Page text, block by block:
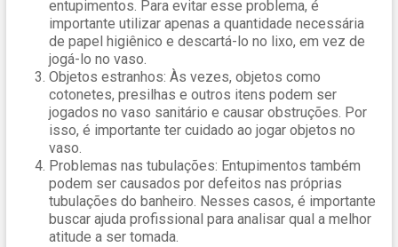
entupimentos. Para evitar esse problema, é
importante utilizar apenas a quantidade necessária
de papel higiênico e descartá-lo no lixo, em vez de
jogá-lo no vaso.
Objetos estranhos: Às vezes, objetos como
cotonetes, presilhas e outros itens podem ser
jogados no vaso sanitário e causar obstruções. Por
isso, é importante ter cuidado ao jogar objetos no
vaso.
Problemas nas tubulações: Entupimentos também
podem ser causados por defeitos nas próprias
tubulações do banheiro. Nesses casos, é importante
buscar ajuda profissional para analisar qual a melhor
atitude a ser tomada.